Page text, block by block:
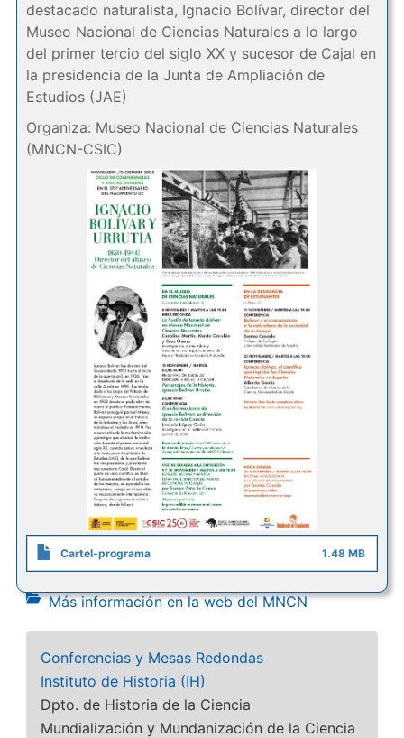
destacado naturalista, Ignacio Bolívar, director del
Museo Nacional de Ciencias Naturales a lo largo
del primer tercio del siglo XX y sucesor de Cajal en
la presidencia de la Junta de Ampliación de
Estudios (JAE)
Organiza: Museo Nacional de Ciencias Naturales
(MNCN-CSIC)
Cartel-programa 1.48 MB
Más información en la web del MNCN
Conferencias y Mesas Redondas
Instituto de Historia (IH)
Dpto. de Historia de la Ciencia
Mundialización y Mundanización de la Ciencia